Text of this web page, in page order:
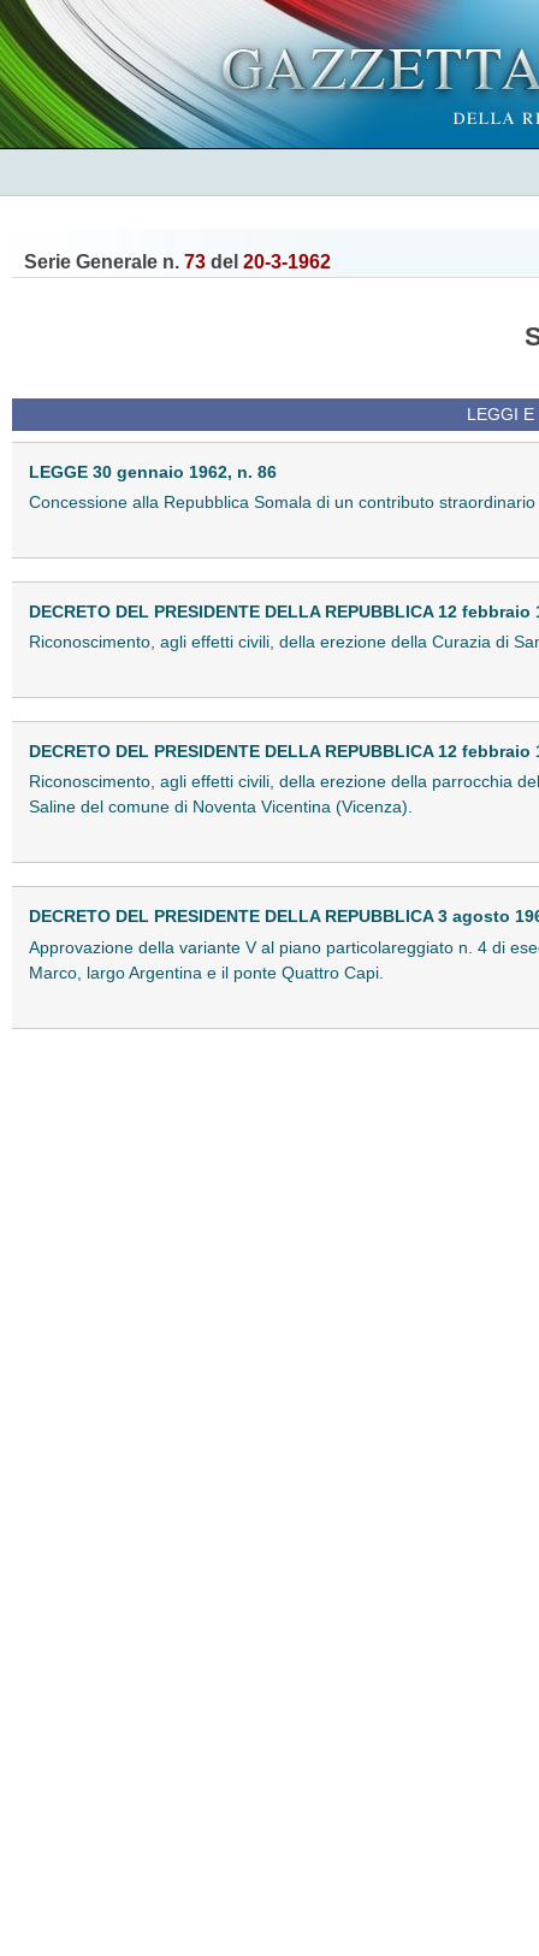
Serie Generale n. 73 del 20-3-1962
LEGGI E
LEGGE 30 gennaio 1962, n. 86
Concessione alla Repubblica Somala di un contributo
DECRETO DEL PRESIDENTE DELLA REPUBBLICA 12 febbraio
Riconoscimento, agli effetti civili, della erezione della Curazia di
DECRETO DEL PRESIDENTE DELLA REPUBBLICA 12 febbraio
Riconoscimento, agli effetti civili, della erezione della parrocchia
Saline del comune di Noventa Vicentina (Vicenza).
DECRETO DEL PRESIDENTE DELLA REPUBBLICA 3 agosto
Approvazione della variante V al piano particolareggiato n. 4 di
Marco, largo Argentina e il ponte Quattro Capi.